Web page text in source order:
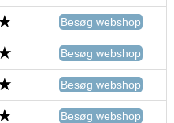
Besøg webshop
Besøg webshop
Besøg webshop
Besøg webshop